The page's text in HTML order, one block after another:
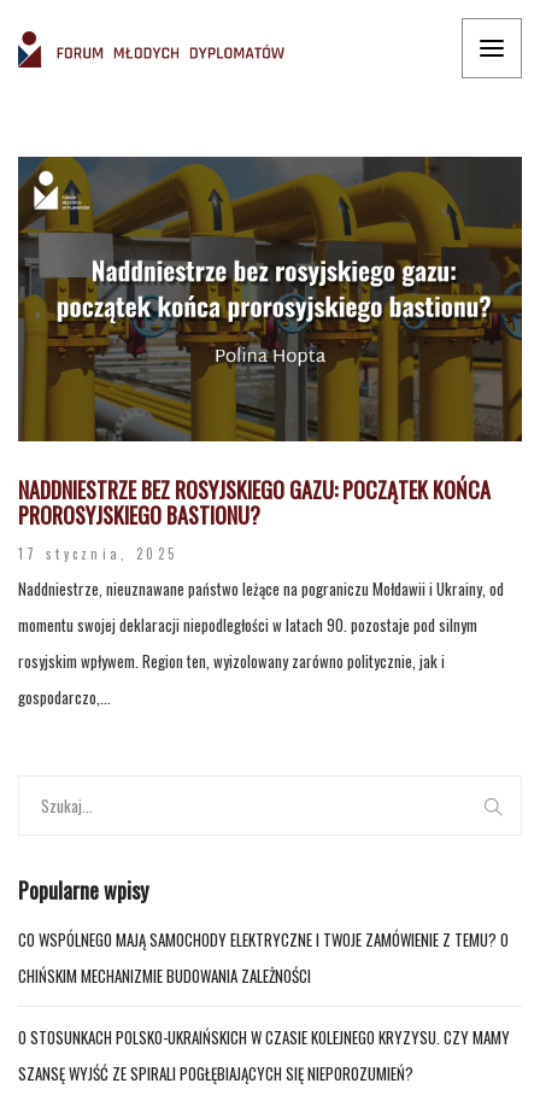
NADDNIESTRZE BEZ ROSYJSKIEGO GAZU: POCZĄTEK KOŃCA
PROROSYJSKIEGO BASTIONU?
17 stycznia, 2025
Naddniestrze, nieuznawane państwo leżące na pograniczu Mołdawii i Ukrainy, od
momentu swojej deklaracji niepodległości w latach 90. pozostaje pod silnym
rosyjskim wpływem. Region ten, wyizolowany zarówno politycznie, jak i
gospodarczo,...
Popularne wpisy
CO WSPÓLNEGO MAJĄ SAMOCHODY ELEKTRYCZNE I TWOJE ZAMÓWIENIE Z TEMU? O
CHIŃSKIM MECHANIZMIE BUDOWANIA ZALEŻNOŚCI
O STOSUNKACH POLSKO-UKRAIŃSKICH W CZASIE KOLEJNEGO KRYZYSU. CZY MAMY
SZANSĘ WYJŚĆ ZE SPIRALI POGŁĘBIAJĄCYCH SIĘ NIEPOROZUMIEŃ?